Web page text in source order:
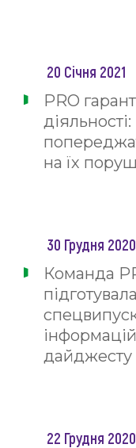
20 Січня 2021
PRO
на їх
30 Грудня 2020
Команда
дайджесту
22 Грудня 2020